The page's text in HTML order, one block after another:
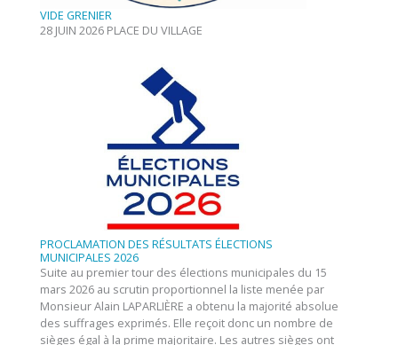
VIDE GRENIER
28 JUIN 2026 PLACE DU VILLAGE
PROCLAMATION DES RÉSULTATS ÉLECTIONS
MUNICIPALES 2026
Suite au premier tour des élections municipales du 15
mars 2026 au scrutin proportionnel la liste menée par
Monsieur Alain LAPARLIÈRE a obtenu la majorité absolue
des suffrages exprimés. Elle reçoit donc un nombre de
sièges égal à la prime majoritaire. Les autres sièges ont